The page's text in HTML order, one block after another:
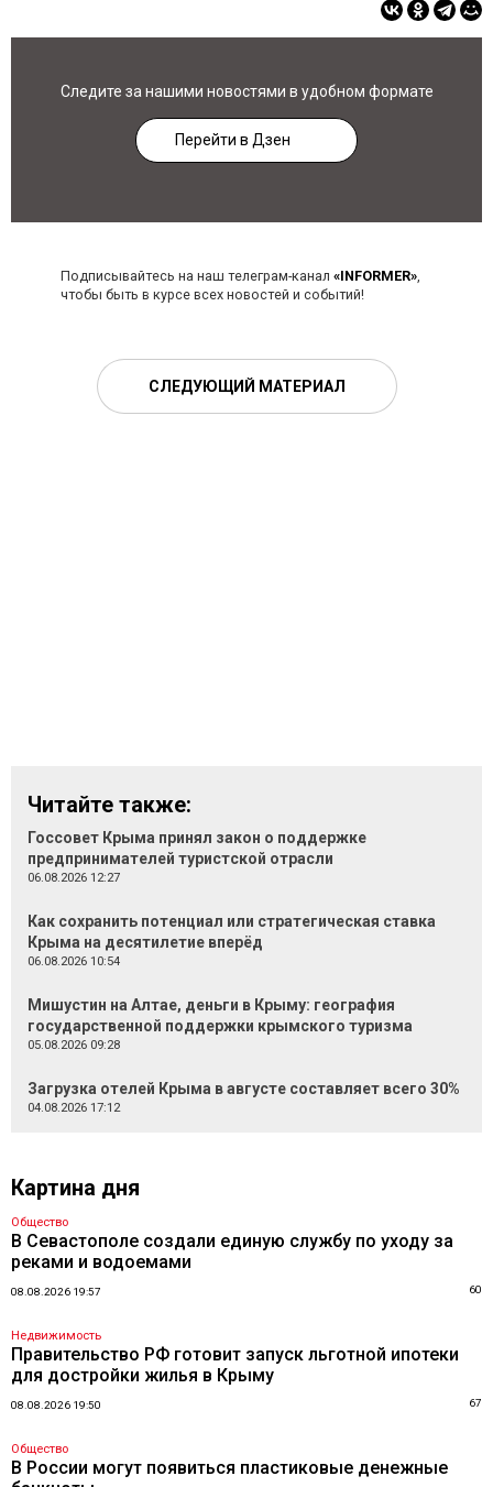
Следите за нашими новостями в удобном формате
Перейти в Дзен
Подписывайтесь на наш телеграм-канал «INFORMER»,
чтобы быть в курсе всех новостей и событий!
СЛЕДУЮЩИЙ МАТЕРИАЛ
Читайте также:
Госсовет Крыма принял закон о поддержке
предпринимателей туристской отрасли
06.08.2026 12:27
Как сохранить потенциал или стратегическая ставка
Крыма на десятилетие вперёд
06.08.2026 10:54
Мишустин на Алтае, деньги в Крыму: география
государственной поддержки крымского туризма
05.08.2026 09:28
Загрузка отелей Крыма в августе составляет всего 30%
04.08.2026 17:12
Картина дня
Общество
В Севастополе создали единую службу по уходу за
реками и водоемами
08.08.2026 19:57 60
Недвижимость
Правительство РФ готовит запуск льготной ипотеки
для достройки жилья в Крыму
08.08.2026 19:50 67
Общество
В России могут появиться пластиковые денежные